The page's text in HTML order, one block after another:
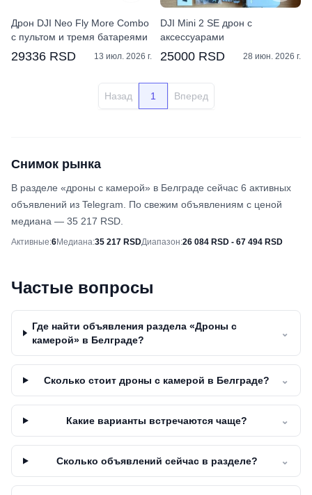
Дрон DJI Neo Fly More Combo
с пультом и тремя батареями
29336 RSD 13 июл. 2026 г.
DJI Mini 2 SE дрон с
аксессуарами
25000 RSD 28 июн. 2026 г.
Назад 1 Вперед
Снимок рынка
В разделе «дроны с камерой» в Белграде сейчас 6 активных
объявлений из Telegram. По свежим объявлениям с ценой
медиана — 35 217 RSD.
Снимок рынка
Активные:6Медиана:35 217 RSDДиапазон:26 084 RSD - 67 494 RSD
Частые вопросы
Где найти объявления раздела «Дроны с
камерой» в Белграде?
⌄
Сколько стоит дроны с камерой в Белграде? ⌄
Какие варианты встречаются чаще? ⌄
Сколько объявлений сейчас в разделе? ⌄